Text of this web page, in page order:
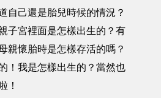
自己還是胎兒時候的情況？
子宮裡面是怎樣出生的？有
親懷胎時是怎樣存活的嗎？
！我是怎樣出生的？當然也
！